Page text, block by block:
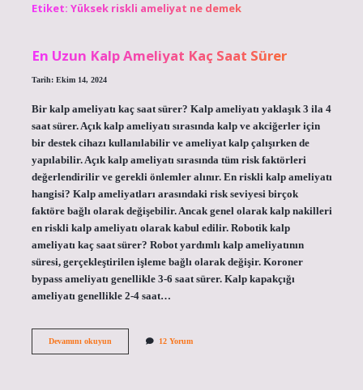
Etiket: Yüksek riskli ameliyat ne demek
En Uzun Kalp Ameliyat Kaç Saat Sürer
Tarih: Ekim 14, 2024
Bir kalp ameliyatı kaç saat sürer? Kalp ameliyatı yaklaşık 3 ila 4
saat sürer. Açık kalp ameliyatı sırasında kalp ve akciğerler için
bir destek cihazı kullanılabilir ve ameliyat kalp çalışırken de
yapılabilir. Açık kalp ameliyatı sırasında tüm risk faktörleri
değerlendirilir ve gerekli önlemler alınır. En riskli kalp ameliyatı
hangisi? Kalp ameliyatları arasındaki risk seviyesi birçok
faktöre bağlı olarak değişebilir. Ancak genel olarak kalp nakilleri
en riskli kalp ameliyatı olarak kabul edilir. Robotik kalp
ameliyatı kaç saat sürer? Robot yardımlı kalp ameliyatının
süresi, gerçekleştirilen işleme bağlı olarak değişir. Koroner
bypass ameliyatı genellikle 3-6 saat sürer. Kalp kapakçığı
ameliyatı genellikle 2-4 saat…
Devamını okuyunEn
12 Yorum